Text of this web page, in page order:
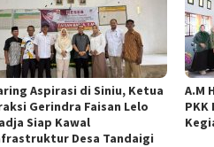
Aspirasi di Siniu, Ketua
Gerindra Faisan Lelo
Siap Kawal
Desa Tandaigi
A.M
PKK